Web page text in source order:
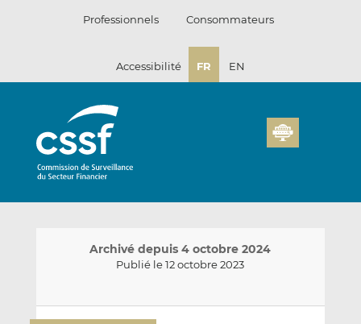
Professionnels Consommateurs
Accessibilité FR EN
Archivé depuis 4 octobre 2024
Publié le 12 octobre 2023